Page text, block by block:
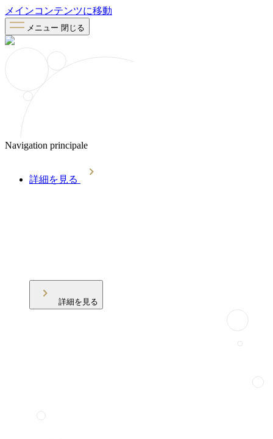
メインコンテンツに移動
メニュー 閉じる
Navigation principale
詳細を見る
詳細を見る